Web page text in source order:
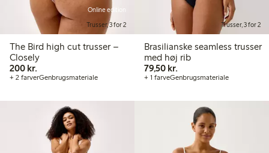
Online edition
Trusser, 3 for 2
The Bird high cut trusser –
Closely
200 kr.
+ 2 farverGenbrugsmateriale
Trusser, 3 for 2
Brasilianske seamless trusser
med høj rib
79,50 kr.79,50 kr.
+ 1 farveGenbrugsmateriale